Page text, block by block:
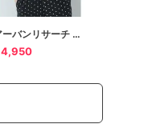
アーバンリサーチ サニーレーベル
4,950